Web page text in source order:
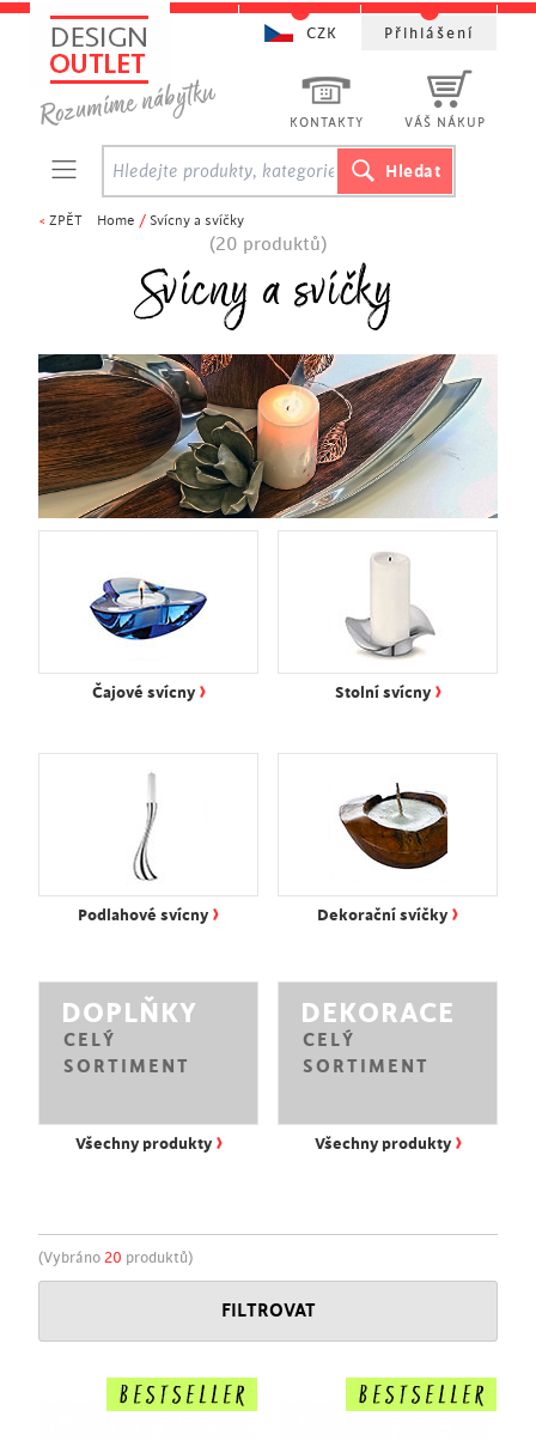
< ZPĚT Home / Svícny a svíčky
(20 produktů)
Svícny a svíčky
Čajové svícny › Stolní svícny ›
Podlahové svícny › Dekorační svíčky ›
DOPLŇKY
CELÝ
SORTIMENT
Všechny produkty ›
DEKORACE
CELÝ
SORTIMENT
Všechny produkty ›
(Vybráno 20 produktů)
FILTROVAT
KONTAKTY VÁŠ NÁKUP
CZK Přihlášení